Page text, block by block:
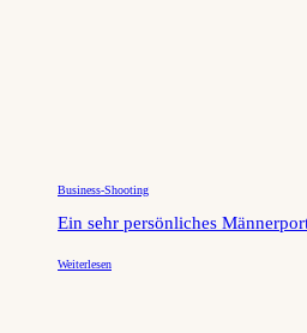
Business-Shooting
Ein sehr persönliches
Weiterlesen